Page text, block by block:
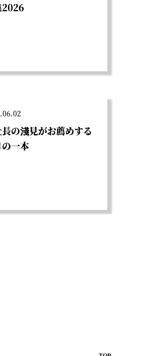
2026
の淺見がお薦めする
一本